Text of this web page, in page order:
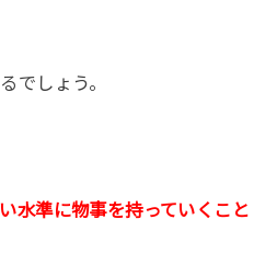
でしょう。
水準に物事を持っていくこと